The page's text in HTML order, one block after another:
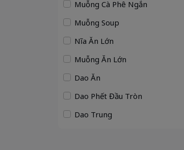
Muỗng Cà Phê Ngắn
Muỗng Soup
Nĩa Ăn Lớn
Muỗng Ăn Lớn
Dao Ăn
Dao Phết Đầu Tròn
Dao Trung